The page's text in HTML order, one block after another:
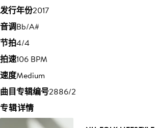
发行年份2017
音调Bb/A#
节拍4/4
拍速106 BPM
速度Medium
曲目专辑编号2886/2
专辑详情